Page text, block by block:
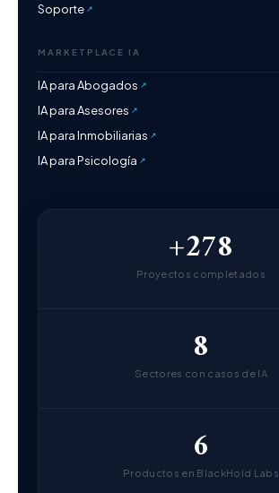
Soporte
MARKETPLACE IA
IA para Abogados
IA para Asesores
IA para Inmobiliarias
IA para Psicología
+278
Proyectos completados
8
Sectores con casos de IA
6
Productos en BlackHold Labs